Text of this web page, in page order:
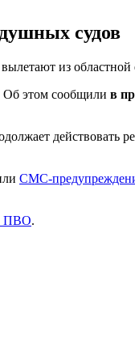
судов
из
Об этом сообщили в
действовать
СМС-
ПВО.